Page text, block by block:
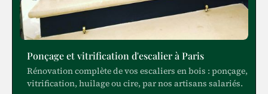
Ponçage et vitrification d'escalier à Paris
Rénovation complète de vos escaliers en bois : ponçage,
vitrification, huilage ou cire, par nos artisans salariés.